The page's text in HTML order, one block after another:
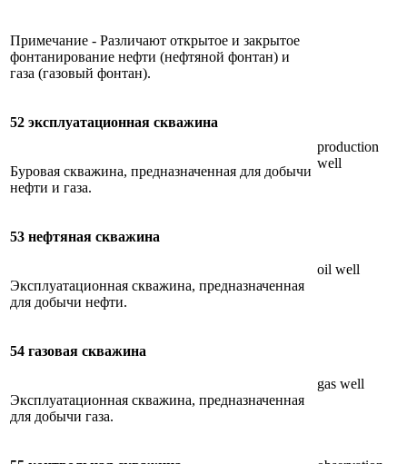
Примечание - Различают открытое и закрытое
фонтанирование нефти (нефтяной фонтан) и
газа (газовый фонтан).
52 эксплуатационная скважина
production
well
Буровая скважина, предназначенная для добычи
нефти и газа.
53 нефтяная скважина
oil well
Эксплуатационная скважина, предназначенная
для добычи нефти.
54 газовая скважина
gas well
Эксплуатационная скважина, предназначенная
для добычи газа.